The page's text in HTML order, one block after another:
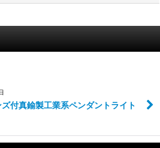
付真鍮製工業系ペンダントライト